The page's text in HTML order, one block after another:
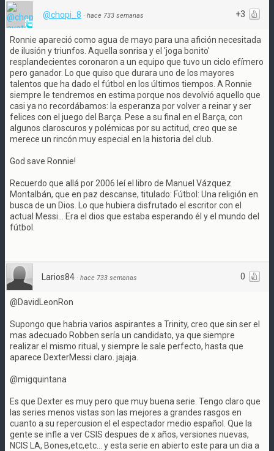
+3
@chopi_8 · hace 733 semanas
Ronnie apareció como agua de mayo para una afición necesitada
de ilusión y triunfos. Aquella sonrisa y el 'joga bonito'
resplandecientes coronaron a un equipo que tuvo un ciclo efímero
pero ganador. Lo que quiso que durara uno de los mayores
talentos que ha dado el fútbol en los últimos tiempos. A Ronnie
siempre le tendremos en estima porque nos devolvió aquello que
casi ya no recordábamos: la esperanza por volver a reinar y ser
felices con el juego del Barça. Pese a su final en el Barça, con
algunos claroscuros y polémicas por su actitud, creo que se
merece un rincón muy especial en la historia del club.
God save Ronnie!
Recuerdo que allá por 2006 leí el libro de Manuel Vázquez
Montalbán, que en paz descanse, titulado: Fútbol: Una religión en
busca de un Dios. Lo que hubiera disfrutado el escritor con el
actual Messi... Era el dios que estaba esperando él y el mundo del
fútbol.
0
Larios84 · hace 733 semanas
@DavidLeonRon
Supongo que habria varios aspirantes a Trinity, creo que sin ser el
mas adecuado Robben sería un candidato, ya que siempre
realizar el mismo ritual, y siempre le sale perfecto, hasta que
aparece DexterMessi claro. jajaja.
@migquintana
Es que Dexter es muy pero que muy buena serie. Tengo claro que
las series menos vistas son las mejores a grandes rasgos en
cuanto a su repercusion el el espectador medio español. Que la
gente se infle a ver CSIS despues de x años, versiones nuevas,
NCIS LA, Bones,etc,etc... y esta serie en abierto este para un dia a